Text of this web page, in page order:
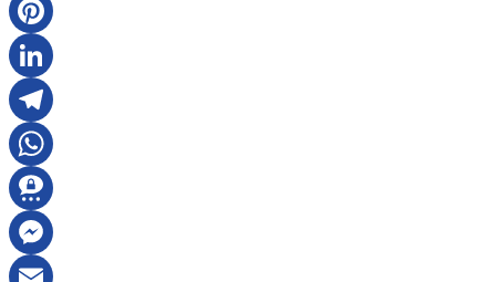
X
Pinterest
LinkedIn
Telegram
WhatsApp
Threema
Messenger